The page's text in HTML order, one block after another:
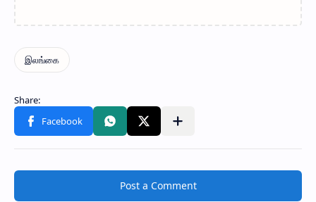
Post a Comment